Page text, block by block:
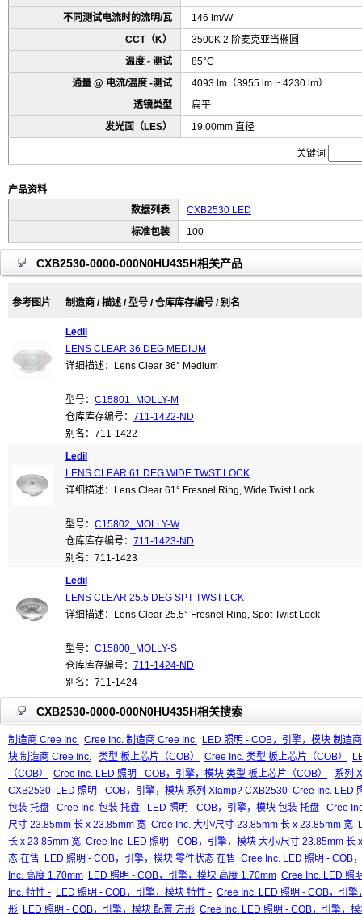
不同测试电流时的流明/瓦
146 lm/W
CCT（K）
3500K 2 阶麦克亚当椭圆
温度 - 测试
85°C
通量 @ 电流/温度 -测试
4093 lm（3955 lm ~ 4230 lm）
透镜类型
扁平
发光面（LES）
19.00mm 直径
关键词
产品资料
数据列表
CXB2530 LED
标准包装
100
CXB2530-0000-000N0HU435H相关产品
参考图片 制造商 / 描述 / 型号 / 仓库库存编号 / 别名
Ledil
LENS CLEAR 36 DEG MEDIUM
详细描述：Lens Clear 36° Medium
型号： C15801_MOLLY-M
仓库库存编号： 711-1422-ND
别名：711-1422
Ledil
LENS CLEAR 61 DEG WIDE TWST LOCK
详细描述：Lens Clear 61° Fresnel Ring, Wide Twist Lock
型号： C15802_MOLLY-W
仓库库存编号： 711-1423-ND
别名：711-1423
Ledil
LENS CLEAR 25.5 DEG SPT TWST LCK
详细描述：Lens Clear 25.5° Fresnel Ring, Spot Twist Lock
型号： C15800_MOLLY-S
仓库库存编号： 711-1424-ND
别名：711-1424
CXB2530-0000-000N0HU435H相关搜索
制造商 Cree Inc. Cree Inc. 制造商 Cree Inc. LED 照明 - COB，引擎，模块 制造
块 制造商 Cree Inc.
类型 板上芯片（COB） Cree Inc. 类型 板上芯片（COB）
（COB）
Cree Inc. LED 照明 - COB，引擎，模块 类型 板上芯片（COB）
系列
CXB2530 LED 照明 - COB，引擎，模块 系列 Xlamp? CXB2530 Cree Inc. LED
包装 托盘
Cree Inc. 包装 托盘 LED 照明 - COB，引擎，模块 包装 托盘
Cree
尺寸 23.85mm 长 x 23.85mm 宽 Cree Inc. 大小/尺寸 23.85mm 长 x 23.85mm 宽
长 x 23.85mm 宽 Cree Inc. LED 照明 - COB，引擎，模块 大小/尺寸 23.85mm 长
态 在售
LED 照明 - COB，引擎，模块 零件状态 在售 Cree Inc. LED 照明 - COB
Inc. 高度 1.70mm LED 照明 - COB，引擎，模块 高度 1.70mm Cree Inc. LED 照
Inc. 特性 - LED 照明 - COB，引擎，模块 特性 - Cree Inc. LED 照明 - COB，引擎
形 LED 照明 - COB，引擎，模块 配置 方形 Cree Inc. LED 照明 - COB，引擎，